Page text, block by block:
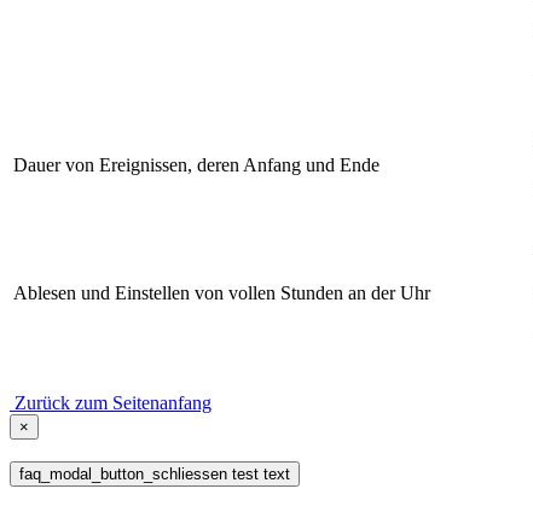
Dauer von Ereignissen, deren Anfang und Ende
Ablesen und Einstellen von vollen Stunden an der Uhr
Zurück zum Seitenanfang
×
faq_modal_button_schliessen test text